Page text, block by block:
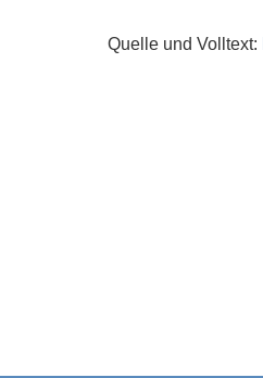
Quelle und Volltext: